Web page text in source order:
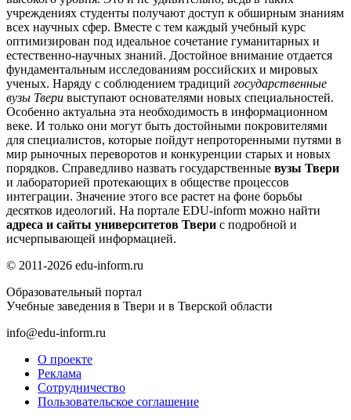
учреждениях студенты получают доступ к обширным знаниям
всех научных сфер. Вместе с тем каждый учебный курс
оптимизирован под идеальное сочетание гуманитарных и
естественно-научных знаний. Достойное внимание отдается
фундаментальным исследованиям российских и мировых
ученых. Наряду с соблюдением традиций государственные
вузы Твери выступают основателями новых специальностей.
Особенно актуальна эта необходимость в информационном
веке. И только они могут быть достойными покровителями
для специалистов, которые пойдут непроторенными путями в
мир рыночных переворотов и конкуренции старых и новых
порядков. Справедливо назвать государственные вузы Твери
и лабораторией протекающих в обществе процессов
интеграции. Значение этого все растет на фоне борьбы
десятков идеологий. На портале EDU-inform можно найти
адреса и сайты университетов Твери с подробной и
исчерпывающей информацией.
© 2011-2026 edu-inform.ru
Образовательный портал
Учебные заведения в Твери и в Тверской области
info@edu-inform.ru
О проекте
Реклама
Сотрудничество
Пользовательское соглашение